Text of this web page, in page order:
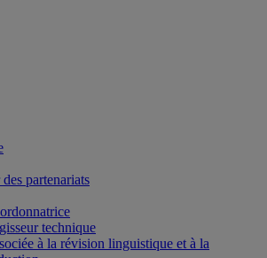
partenariats
technique
à la révision linguistique et à la